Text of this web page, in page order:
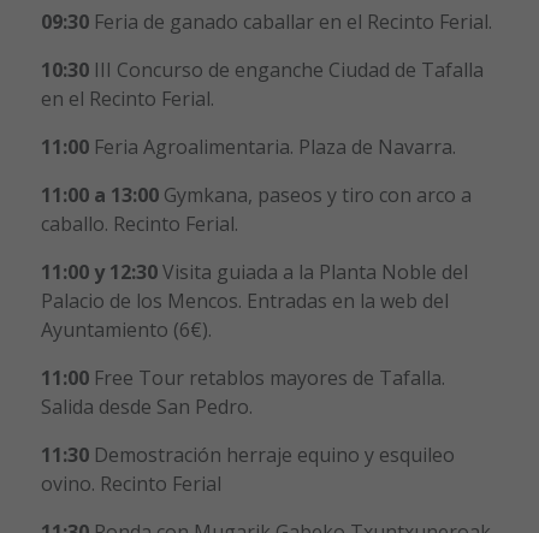
09:30Feria de ganado caballar en el Recinto Ferial.
10:30III Concurso de enganche Ciudad de Tafalla
en el Recinto Ferial.
11:00Feria Agroalimentaria. Plaza de Navarra.
11:00 a 13:00Gymkana, paseos y tiro con arco a
caballo. Recinto Ferial.
11:00 y 12:30Visita guiada a la Planta Noble del
Palacio de los Mencos. Entradas en la web del
Ayuntamiento (6€).
11:00 Free Tour retablos mayores de Tafalla.
Salida desde San Pedro.
11:30Demostración herraje equino y esquileo
ovino. Recinto Ferial